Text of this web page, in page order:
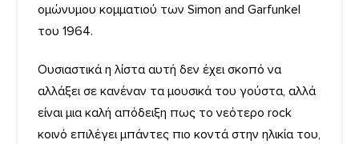
ομώνυμου κομματιού των Simon and Garfunkel
του 1964.
Ουσιαστικά η λίστα αυτή δεν έχει σκοπό να
αλλάξει σε κανέναν τα μουσικά του γούστα, αλλά
είναι μια καλή απόδειξη πως το νεότερο rock
κοινό επιλέγει μπάντες πιο κοντά στην ηλικία του,